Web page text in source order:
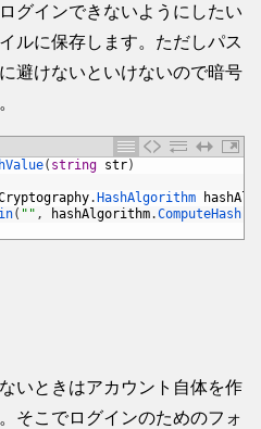
グインできないようにしたい
ルに保存します。ただしパス
避けないといけないので暗号
( string str)
. HashAlgorithm
( "" , hashAlgorithm.ComputeHash
いときはアカウント自体を作
そこでログインのためのフォ